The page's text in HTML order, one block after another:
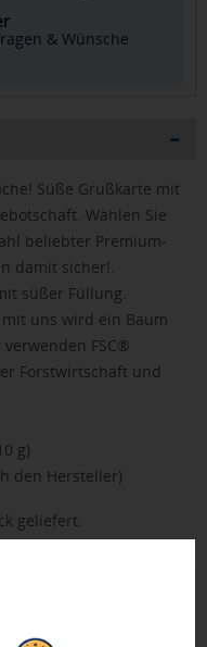
& Wünsche
Süße Grußkarte mit
Wählen Sie
beliebter Premium-
damit sicher!.
süßer Füllung.
uns wird ein Baum
verwenden FSC®
Forstwirtschaft und
g)
den Hersteller)
geliefert.